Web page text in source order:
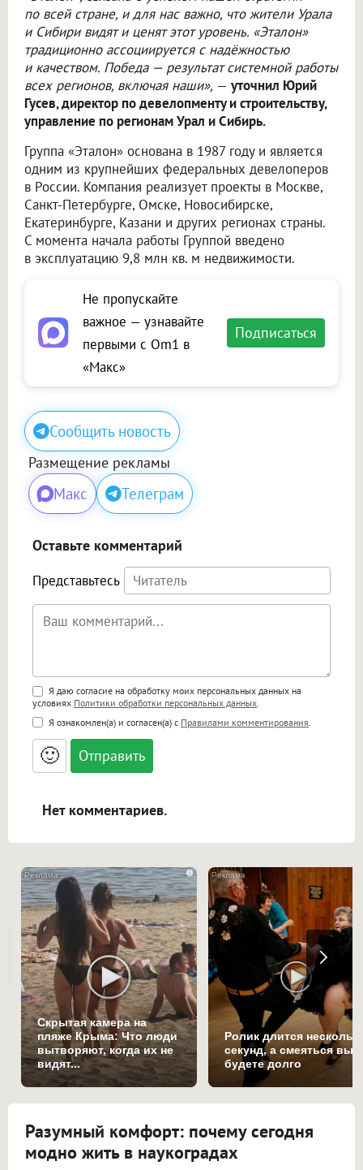
по всей стране, и для нас важно, что жители Урала
и Сибири видят и ценят этот уровень. «Эталон»
традиционно ассоциируется с надёжностью
и качеством. Победа — результат системной работы
всех регионов, включая наши», — уточнил Юрий
Гусев, директор по девелопменту и строительству,
управление по регионам Урал и Сибирь.
Группа «Эталон» основана в 1987 году и является
одним из крупнейших федеральных девелоперов
в России. Компания реализует проекты в Москве,
Санкт-Петербурге, Омске, Новосибирске,
Екатеринбурге, Казани и других регионах страны.
С момента начала работы Группой введено
в эксплуатацию 9,8 млн кв. м недвижимости.
Не пропускайте
важное — узнавайте
первыми с Om1 в
«Макс»
Подписаться
Сообщить новость
Размещение рекламы
Макс Телеграм
Оставьте комментарий
Представьтесь
Поддержка HTML
<b>, <strong>, <u>, <i>, <em>, <s>, <big>,
<small>, <sup>, <sub>, <pre>, <ul>, <ol>, <li>,
<blockquote>, <code> экранирует HTML,
адреса URL автоматически становятся
ссылками, и [img]адрес[/img] будет
Я даю согласие на обработку моих персональных данных на
условиях Политики обработки персональных данных
Я ознакомлен(а) и согласен(а) с Правилами комментирования
🙂
Нет комментариев.
i
Скрытая камера на
пляже Крыма: Что люди
вытворяют, когда их не
видят...
Ролик длится
секунд, а смеяться вы
будете долго
Разумный комфорт: почему сегодня
модно жить в наукоградах